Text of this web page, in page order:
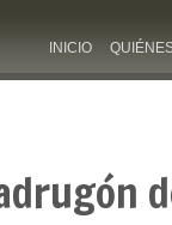
INICIO